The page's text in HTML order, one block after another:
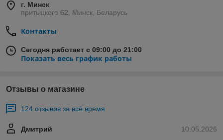
г. Минск
притыцкого 62, Минск, Беларусь
Контакты
Сегодня работает с 09:00 до 21:00
Показать весь график работы
Отзывы о магазине
124 отзывов за всё время
10.05.2026
Дмитрий